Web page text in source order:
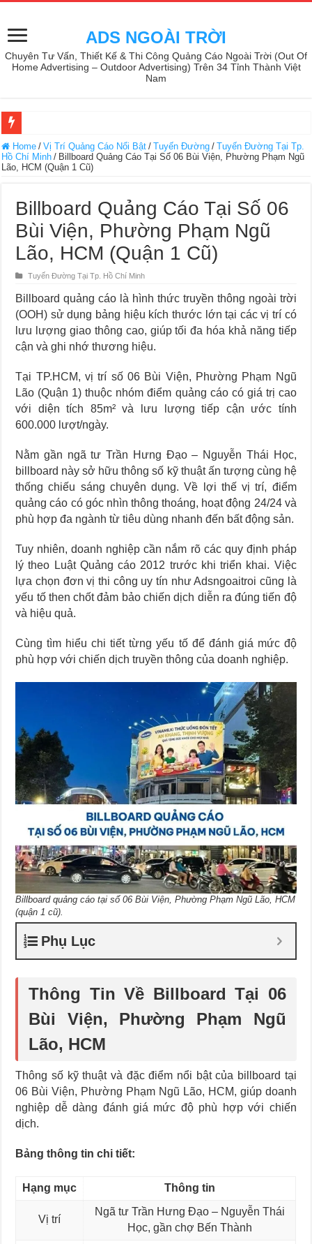
ADS NGOÀI TRỜI
Chuyên Tư Vấn, Thiết Kế & Thi Công Quảng Cáo Ngoài Trời (Out Of
Home Advertising – Outdoor Advertising) Trên 34 Tỉnh Thành Việt
Nam
Home / Vị Trí Quảng Cáo Nổi Bật / Tuyến Đường / Tuyến Đường Tại Tp.
Hồ Chí Minh / Billboard Quảng Cáo Tại Số 06 Bùi Viện, Phường Phạm Ngũ
Lão, HCM (Quận 1 Cũ)
Billboard Quảng Cáo Tại Số 06
Bùi Viện, Phường Phạm Ngũ
Lão, HCM (Quận 1 Cũ)
Tuyến Đường Tại Tp. Hồ Chí Minh
Billboard quảng cáo là hình thức truyền thông ngoài trời
(OOH) sử dụng bảng hiệu kích thước lớn tại các vị trí có
lưu lượng giao thông cao, giúp tối đa hóa khả năng tiếp
cận và ghi nhớ thương hiệu.
Tại TP.HCM, vị trí số 06 Bùi Viện, Phường Phạm Ngũ
Lão (Quận 1) thuộc nhóm điểm quảng cáo có giá trị cao
với diện tích 85m² và lưu lượng tiếp cận ước tính
600.000 lượt/ngày.
Nằm gần ngã tư Trần Hưng Đạo – Nguyễn Thái Học,
billboard này sở hữu thông số kỹ thuật ấn tượng cùng hệ
thống chiếu sáng chuyên dụng. Về lợi thế vị trí, điểm
quảng cáo có góc nhìn thông thoáng, hoạt động 24/24 và
phù hợp đa ngành từ tiêu dùng nhanh đến bất động sản.
Tuy nhiên, doanh nghiệp cần nắm rõ các quy định pháp
lý theo Luật Quảng cáo 2012 trước khi triển khai. Việc
lựa chọn đơn vị thi công uy tín như Adsngoaitroi cũng là
yếu tố then chốt đảm bảo chiến dịch diễn ra đúng tiến độ
và hiệu quả.
Cùng tìm hiểu chi tiết từng yếu tố để đánh giá mức độ
phù hợp với chiến dịch truyền thông của doanh nghiệp.
Billboard quảng cáo tại số 06 Bùi Viện, Phường Phạm Ngũ Lão, HCM
(quận 1 cũ).
Phụ Lục
Thông Tin Về Billboard Tại 06
Bùi Viện, Phường Phạm Ngũ
Lão, HCM
Thông số kỹ thuật và đặc điểm nổi bật của billboard tại
06 Bùi Viện, Phường Phạm Ngũ Lão, HCM, giúp doanh
nghiệp dễ dàng đánh giá mức độ phù hợp với chiến
dịch.
Bảng thông tin chi tiết:
Hạng mục Thông tin
Vị trí
Ngã tư Trần Hưng Đạo – Nguyễn Thái
Học, gần chợ Bến Thành